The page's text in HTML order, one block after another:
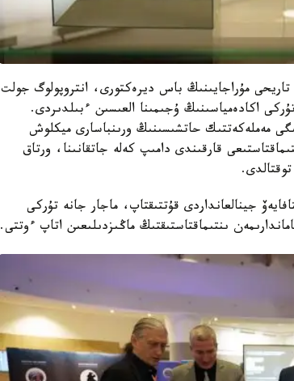
تاريحى مۇراجايىنىڭ باس ديرەكتورى، انتروپولوگ جولت
اكادەمياسىنىڭ ۇجىمىنا العىسىن ءبىلدىردى.
مەملەكەتتىك حاتشىسىنىڭ ورىنباسارى ميكلوش
قارقىندى دامىپ كەلە جاتقانىنا، ورتاق
جينالعانداردى قۇتتىقتاپ، ماجار جانە تۇركى
ىنتىماقتاستىقتىڭ ماڭىزدىلىعىن اتاپ ءوتتى.